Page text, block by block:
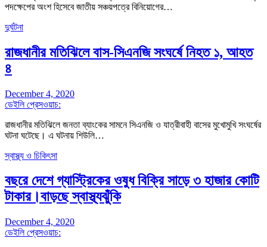
পদক্ষেপের অংশ হিসেবে জাতীয় সঞ্চয়পত্রে বিনিয়োগের…
দুর্ঘটনা
রাজধানীর মতিঝিলে বাস-সিএনজি সংঘর্ষে নিহত ১, আহত
৪
December 4, 2020
ডেইলি প্রেসওয়াচ:
রাজধানীর মতিঝিলে জনতা ব্যাংকের সামনে সিএনজি ও যাত্রীবাহী বাসের মুখোমুখি সংঘর্ষের
ঘটনা ঘটেছে। এ ঘটনায় শিউলি…
স্বাস্থ্য ও চিকিৎসা
বছরে দেশে গ্যাস্ট্রিকের ওষুধ বিক্রি সাড়ে ৩ হাজার কোটি
টাকার।বাড়ছে স্বাস্থ্যঝুঁকি
December 4, 2020
ডেইলি প্রেসওয়াচ: